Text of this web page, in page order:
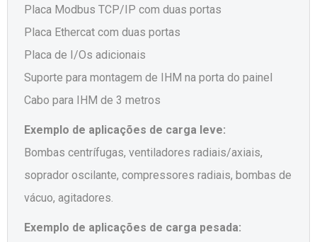
Placa Modbus TCP/IP com duas portas
Placa Ethercat com duas portas
Placa de I/Os adicionais
Suporte para montagem de IHM na porta do painel
Cabo para IHM de 3 metros
Exemplo de aplicações de carga leve:
Bombas centrífugas, ventiladores radiais/axiais,
soprador oscilante, compressores radiais, bombas de
vácuo, agitadores.
Exemplo de aplicações de carga pesada: